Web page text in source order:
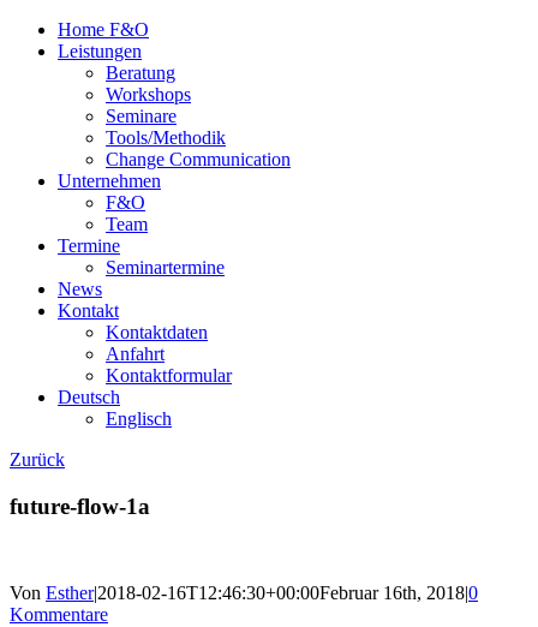
Home F&O
Leistungen
Beratung
Workshops
Seminare
Tools/Methodik
Change Communication
Unternehmen
F&O
Team
Termine
Seminartermine
News
Kontakt
Kontaktdaten
Anfahrt
Kontaktformular
Deutsch
Englisch
Zurück
future-flow-1a
Von Esther|2018-02-16T12:46:30+00:00Februar 16th, 2018|0
Kommentare